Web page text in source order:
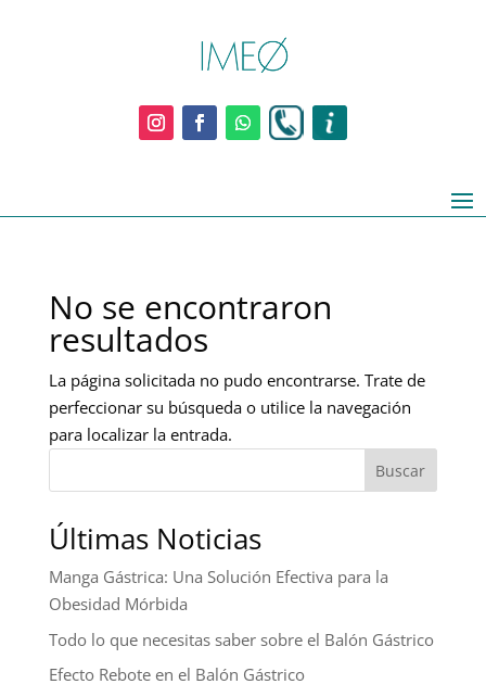
No se encontraron
resultados
La página solicitada no pudo encontrarse. Trate de
perfeccionar su búsqueda o utilice la navegación
para localizar la entrada.
Buscar
Últimas Noticias
Manga Gástrica: Una Solución Efectiva para la
Obesidad Mórbida
Todo lo que necesitas saber sobre el Balón Gástrico
Efecto Rebote en el Balón Gástrico